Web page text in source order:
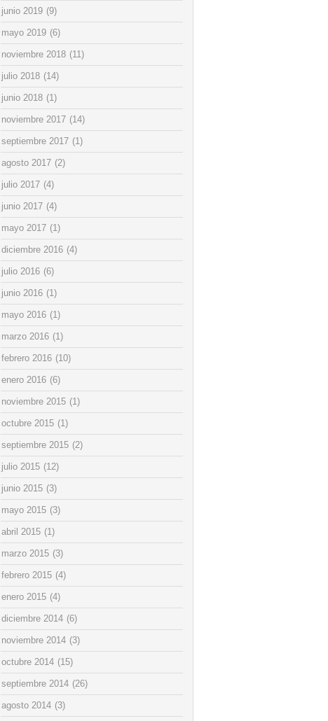
junio 2019 (9)
mayo 2019 (6)
noviembre 2018 (11)
julio 2018 (14)
junio 2018 (1)
noviembre 2017 (14)
septiembre 2017 (1)
agosto 2017 (2)
julio 2017 (4)
junio 2017 (4)
mayo 2017 (1)
diciembre 2016 (4)
julio 2016 (6)
junio 2016 (1)
mayo 2016 (1)
marzo 2016 (1)
febrero 2016 (10)
enero 2016 (6)
noviembre 2015 (1)
octubre 2015 (1)
septiembre 2015 (2)
julio 2015 (12)
junio 2015 (3)
mayo 2015 (3)
abril 2015 (1)
marzo 2015 (3)
febrero 2015 (4)
enero 2015 (4)
diciembre 2014 (6)
noviembre 2014 (3)
octubre 2014 (15)
septiembre 2014 (26)
agosto 2014 (3)